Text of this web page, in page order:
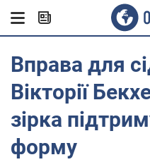
Вправа для
Вікторії
зірка
форму